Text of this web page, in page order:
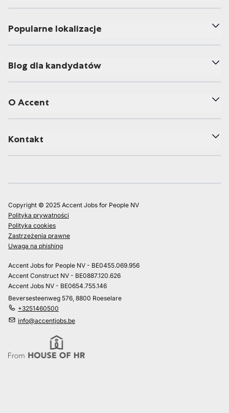
Popularne lokalizacje
Blog dla kandydatów
O Accent
Kontakt
Copyright © 2025 Accent Jobs for People NV
Polityka prywatności
Polityka cookies
Zastrzeżenia prawne
Uwaga na phishing
Accent Jobs for People NV - BE0455.069.956
Accent Construct NV - BE0887.120.626
Accent Jobs NV - BE0654.755.146
Beversesteenweg 576, 8800 Roeselare
+3251460500
info@accentjobs.be